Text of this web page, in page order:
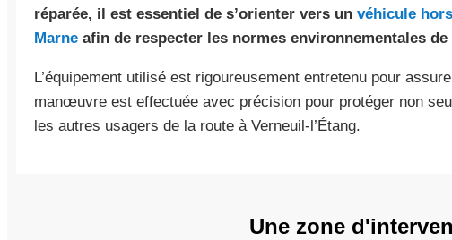
réparée, il est essentiel de s’orienter vers un véhicule
Marne afin de respecter les normes environnementales
L’équipement utilisé est rigoureusement entretenu pour
manœuvre est effectuée avec précision pour protéger non
les autres usagers de la route à Verneuil-l’Étang.
Une zone